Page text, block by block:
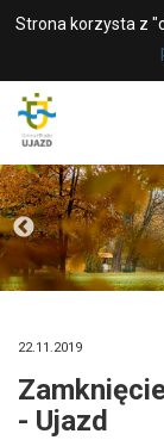
Strona korzysta z
22.11.2019
- Ujazd